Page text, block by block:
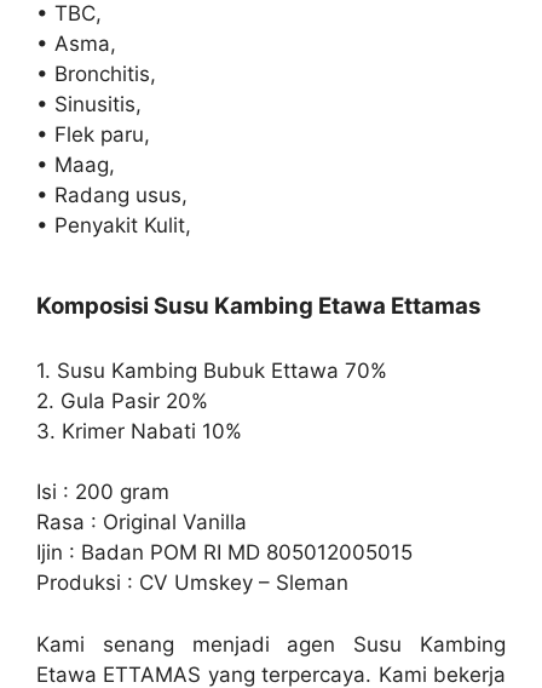
• TBC,
• Asma,
• Bronchitis,
• Sinusitis,
• Flek paru,
• Maag,
• Radang usus,
• Penyakit Kulit,
Komposisi Susu Kambing Etawa Ettamas
1. Susu Kambing Bubuk Ettawa 70%
2. Gula Pasir 20%
3. Krimer Nabati 10%
Isi : 200 gram
Rasa : Original Vanilla
Ijin : Badan POM RI MD 805012005015
Produksi : CV Umskey – Sleman
Kami senang menjadi agen Susu Kambing
Etawa ETTAMAS yang terpercaya. Kami bekerja